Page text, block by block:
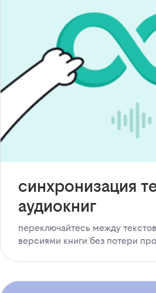
синхронизация
аудиокниг
переключайтесь между
версиями книги без потери